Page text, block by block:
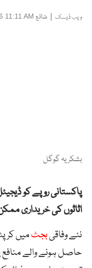
ویب ڈیسک | شائع 11:11 AM
بشکریہ گوگل
پاکستانی روپے کو
اثاثوں کی خریداری
نئے وفاقیبجٹمیں
حاصل ہونے والے